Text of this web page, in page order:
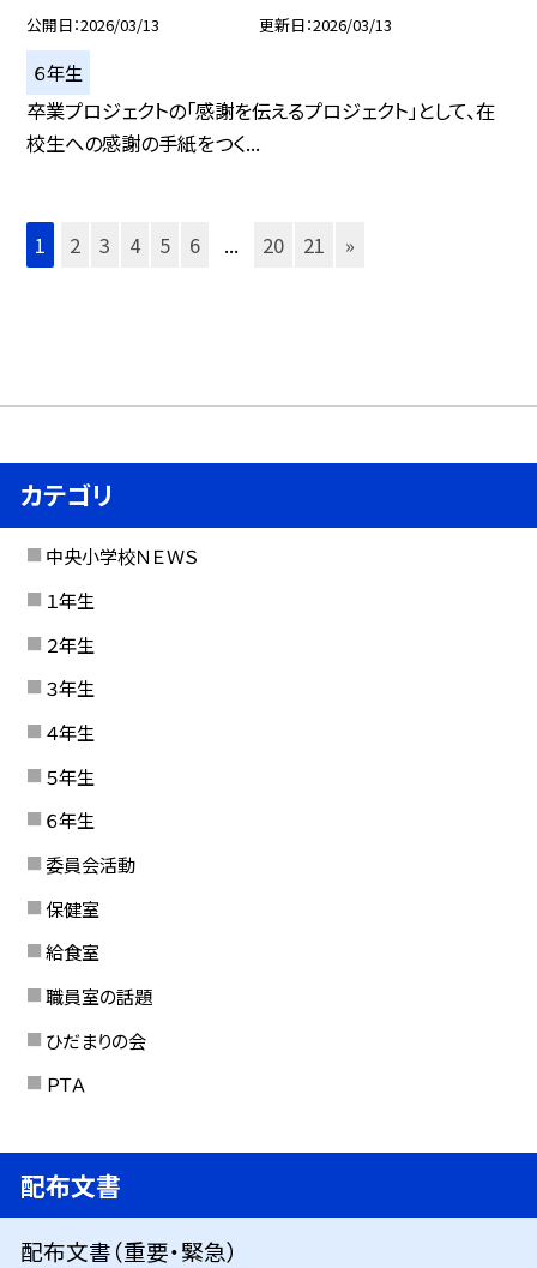
公開日 2026/03/13 更新日 2026/03/13
６年生
卒業プロジェクトの「感謝を伝えるプロジェクト」として、在
校生への感謝の手紙をつく...
1 2 3 4 5 6 ... 20 21 »
カテゴリ
中央小学校ＮＥＷＳ
１年生
２年生
３年生
４年生
５年生
６年生
委員会活動
保健室
給食室
職員室の話題
ひだまりの会
ＰＴＡ
配布文書
配布文書（重要・緊急）